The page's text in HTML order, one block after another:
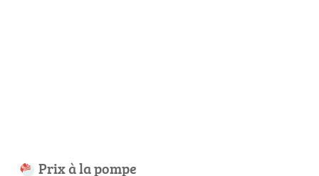
Prix à la pompe